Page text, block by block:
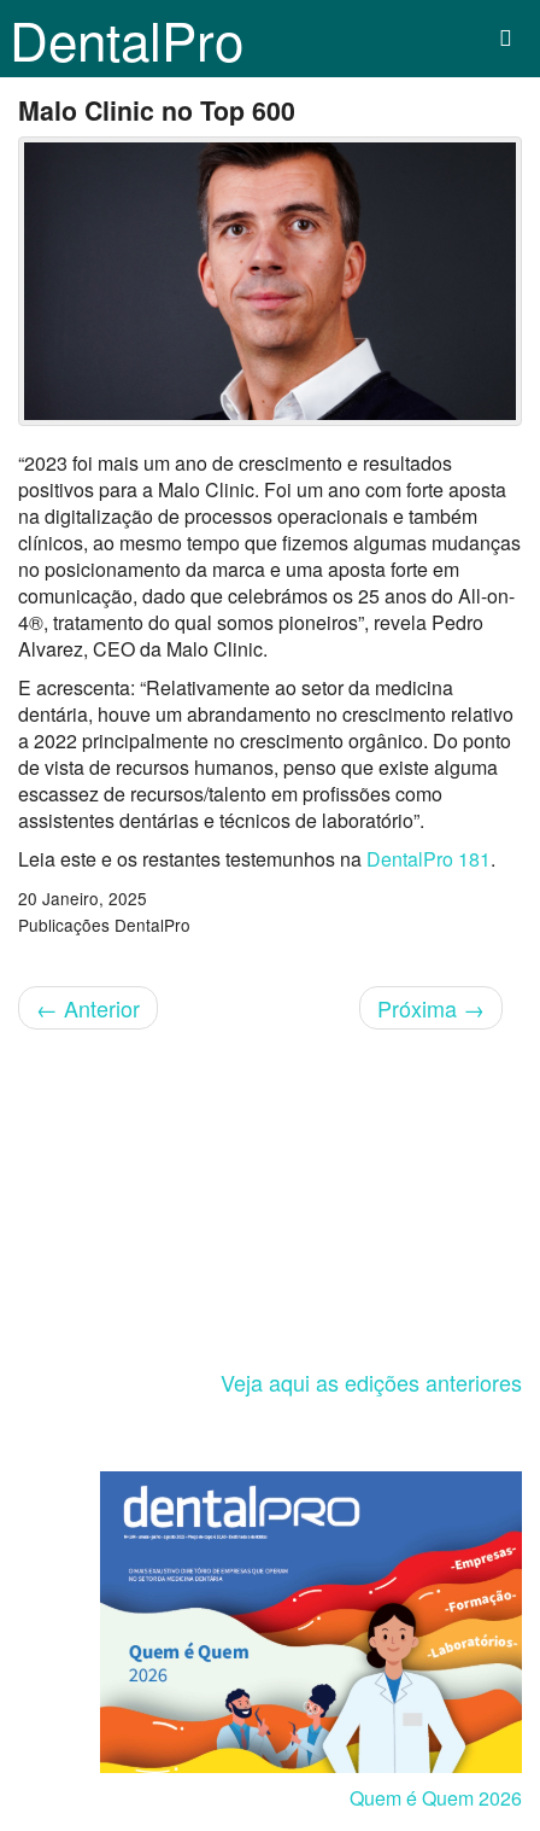
DentalPro
Malo Clinic no Top 600
“2023 foi mais um ano de crescimento e resultados
positivos para a MaloClinic. Foi um ano com forte aposta
na digitalização de processos operacionaise também
clínicos, ao mesmo tempo que fizemos algumas mudanças
no posicionamento da marca e uma aposta forte em
comunicação, dado que celebrámos os 25 anos do All-on-
4®, tratamento do qual somos pioneiros”, revela Pedro
Alvarez, CEO da Malo Clinic.
E acrescenta: “Relativamente ao setor da medicina
dentária, houve um abrandamento no crescimento relativo
a 2022 principalmente no crescimento orgânico. Do ponto
de vista de recursos humanos, penso que existe alguma
escassez de recursos/talento em profissões como
assistentes dentárias e técnicos de laboratório”.
Leia este e os restantes testemunhos na DentalPro 181.
20 Janeiro, 2025
Publicações DentalPro
← Anterior Próxima →
Veja aqui as edições anteriores
Quem é Quem 2026